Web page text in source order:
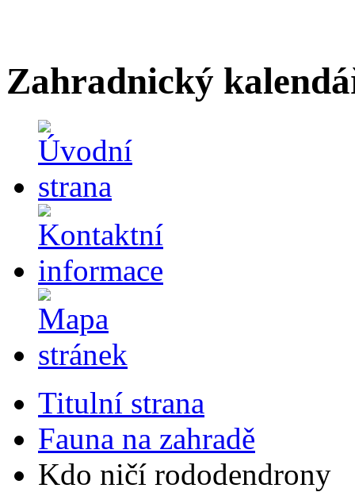
Zahradnický
Titulní strana
Fauna na zahradě
Kdo ničí rododendrony